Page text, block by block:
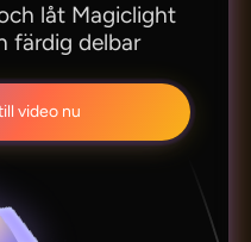
låt Magiclight
färdig delbar
video nu